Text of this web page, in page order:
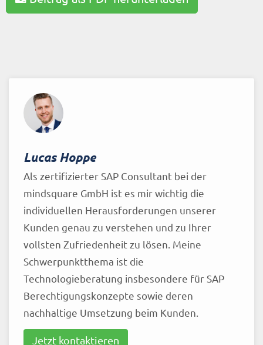
Lucas Hoppe
Als zertifizierter SAP Consultant bei der
mindsquare GmbH ist es mir wichtig die
individuellen Herausforderungen unserer
Kunden genau zu verstehen und zu Ihrer
vollsten Zufriedenheit zu lösen. Meine
Schwerpunktthema ist die
Technologieberatung insbesondere für SAP
Berechtigungskonzepte sowie deren
nachhaltige Umsetzung beim Kunden.
Jetzt kontaktieren